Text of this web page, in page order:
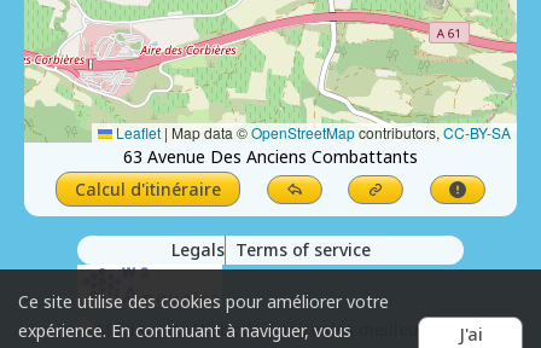
Leaflet | Map data ©OpenStreetMapcontributors, CC-BY-SA
63 Avenue Des Anciens Combattants
Calcul d'itinéraire
Legals Terms of service
Ce site utilise des cookies pour améliorer votre
expérience. En continuant à naviguer, vous
J'ai